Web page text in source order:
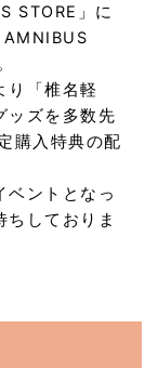
STORE」に
り「椎名軽
ッズを多数先
購入特典の配
ベントとなっ
ちしておりま